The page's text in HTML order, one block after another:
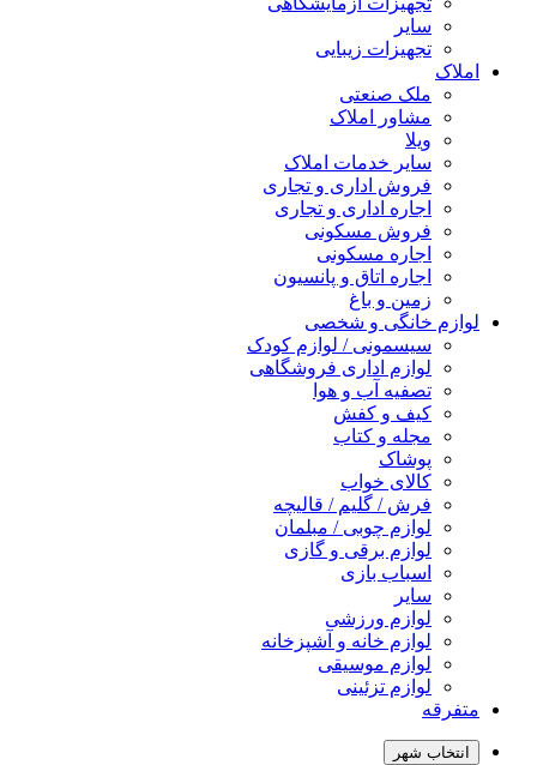
سایر
تجهیزات زیبایی
املاک
ملک صنعتی
مشاور املاک
ویلا
سایر خدمات املاک
فروش اداری و تجاری
اجاره اداری و تجاری
فروش مسکونی
اجاره مسکونی
اجاره اتاق و پانسیون
زمین و باغ
لوازم خانگی و شخصی
سیسمونی / لوازم کودک
لوازم اداری فروشگاهی
تصفیه آب و هوا
کیف و کفش
مجله و کتاب
پوشاک
کالای خواب
فرش / گلیم / قالیچه
لوازم چوبی / مبلمان
لوازم برقی و گازی
اسباب بازی
سایر
لوازم ورزشی
لوازم خانه و آشپزخانه
لوازم موسیقی
لوازم تزئینی
متفرقه
انتخاب شهر